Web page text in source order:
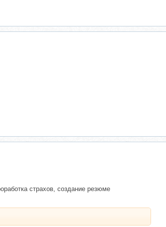
страхов, создание резюме